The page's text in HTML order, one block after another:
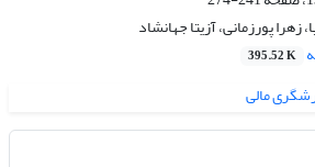
پورزمانی، آزیتا جهانشاد
395.52 K